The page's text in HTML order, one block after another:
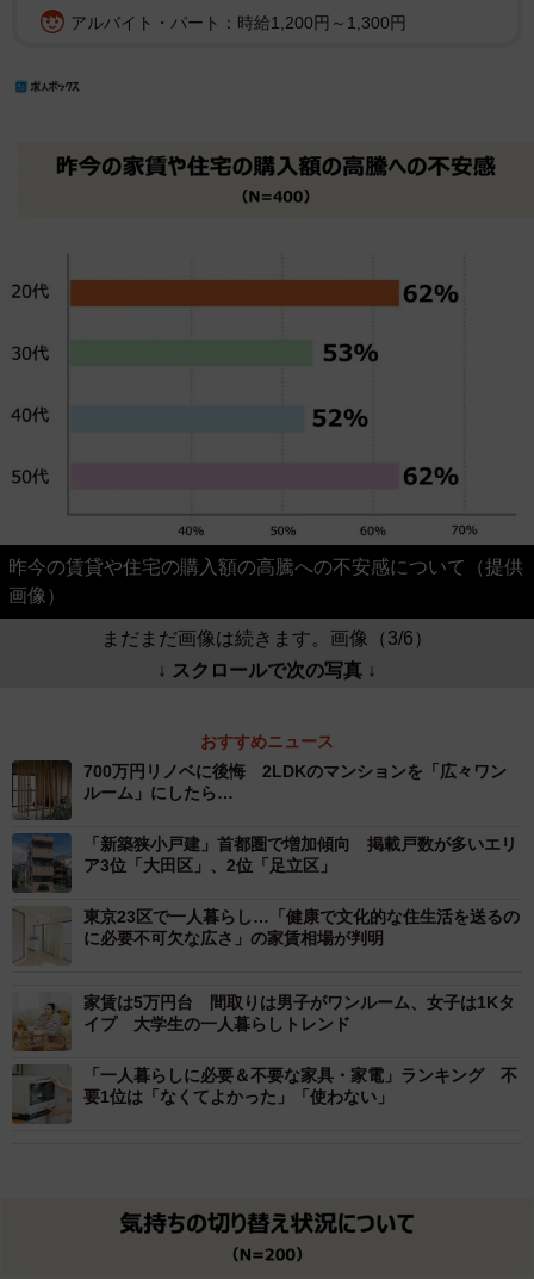
アルバイト・パート：時給1,200円～1,300円
昨今の賃貸や住宅の購入額の高騰への不安感について（提供
画像）
まだまだ画像は続きます。画像（3/6）
↓ スクロールで次の写真 ↓
おすすめニュース
700万円リノベに後悔 2LDKのマンションを「広々ワン
ルーム」にしたら…
「新築狭小戸建」首都圏で増加傾向 掲載戸数が多いエリ
ア3位「大田区」、2位「足立区」
東京23区で一人暮らし…「健康で文化的な住生活を送るの
に必要不可欠な広さ」の家賃相場が判明
家賃は5万円台 間取りは男子がワンルーム、女子は1Kタ
イプ 大学生の一人暮らしトレンド
「一人暮らしに必要＆不要な家具・家電」ランキング 不
要1位は「なくてよかった」「使わない」